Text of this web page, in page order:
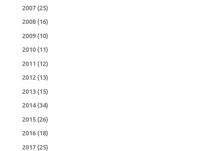
2007(25)
2008(16)
2009(10)
2010(11)
2011 (12)
2012(13)
2013(15)
2014(34)
2015(26)
2016(18)
2017(25)